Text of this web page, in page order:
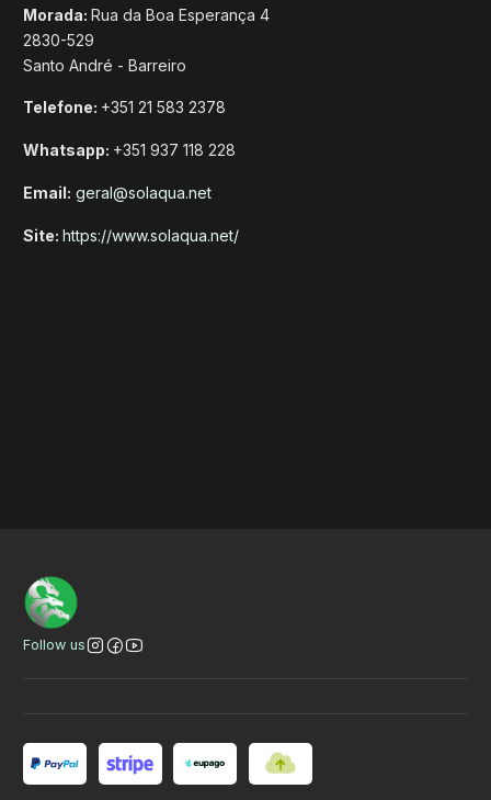
Morada: Rua da Boa Esperança 4
2830-529
Santo André - Barreiro
Telefone: +351 21 583 2378
Whatsapp: +351 937 118 228
Email: geral@solaqua.net
Site: https://www.solaqua.net/
Follow us